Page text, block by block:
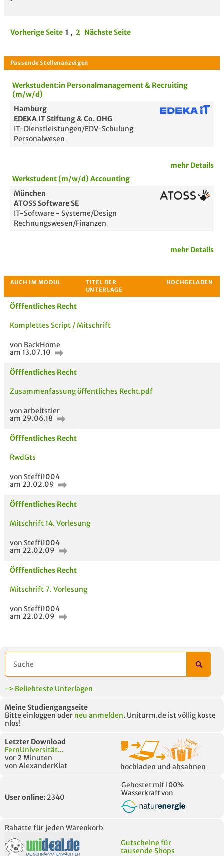
Vorherige Seite 1 , 2 Nächste Seite
Passende Stellenanzeigen
Werkstudent:in Personalmanagement & Recruiting
(m/w/d)
Hamburg
EDEKA IT Stiftung & Co. OHG
IT-Dienstleistungen/EDV-Schulung
Personalwesen
mehr Details
Werkstudent (m/w/d) Accounting
München
ATOSS Software SE
IT-Software - Systeme/Design
Rechnungswesen/Finanzen
mehr Details
Öfffentliches Recht
Komplettes Script / Mitschrift
von BackHome
am 13.07.10
Öfffentliches Recht
Zusammenfassung öffentliches Recht.pdf
von arbeitstier
am 29.06.18
Öfffentliches Recht
RwdGts
von Steffi1004
am 23.02.09
Öfffentliches Recht
Mitschrift 14. Vorlesung
von Steffi1004
am 22.02.09
Öfffentliches Recht
Mitschrift 7. Vorlesung
von Steffi1004
am 22.02.09
-> Beliebteste Unterlagen
Meine Studiengangseite
Bitte einloggen oder neu anmelden. Uniturm.de ist völlig koste
nlos!
Letzter Download
FernUniversität...
vor 2 Minuten
von AlexanderKlat
hochladen und absahnen
User online: 2340
Gehostet mit 100%
Wasserkraft von
Rabatte für jeden Warenkorb
Gutscheine für
tausende Shops